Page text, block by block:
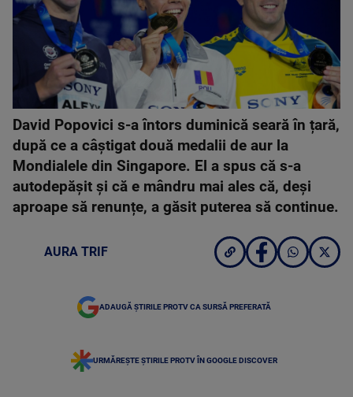
David Popovici s-a întors duminică seară în țară,
după ce a câștigat două medalii de aur la
Mondialele din Singapore. El a spus că s-a
autodepășit și că e mândru mai ales că, deși
aproape să renunțe, a găsit puterea să continue.
AURA TRIF
ADAUGĂ ȘTIRILE PROTV CA SURSĂ PREFERATĂ
URMĂREȘTE ȘTIRILE PROTV ÎN GOOGLE DISCOVER